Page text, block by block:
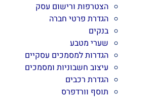
הצטרפות ורישום עסק
הגדרת פרטי חברה
בנקים
שערי מטבע
הגדרות למסמכים עסקיים
עיצוב חשבוניות ומסמכים
הגדרת רכבים
תוסף וורדפרס